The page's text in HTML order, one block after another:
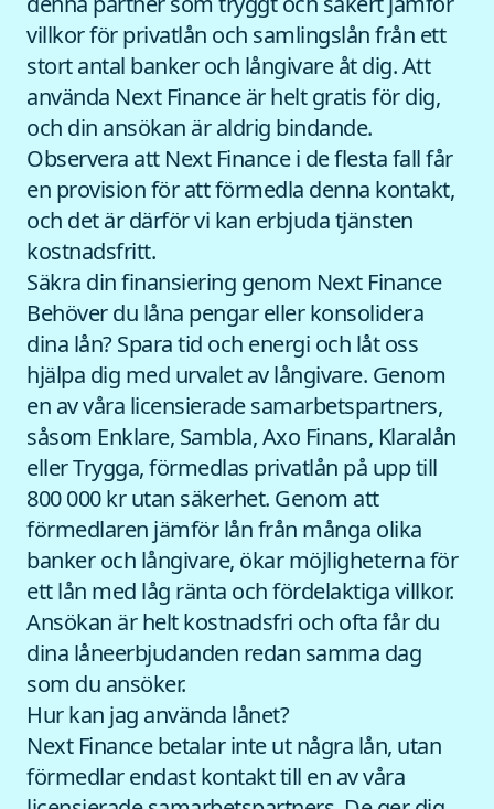
villkor för privatlån och samlingslån från ett
stort antal banker och långivare åt dig. Att
använda Next Finance är helt gratis för dig,
och din ansökan är aldrig bindande.
Observera att Next Finance i de flesta fall får
en provision för att förmedla denna kontakt,
och det är därför vi kan erbjuda tjänsten
kostnadsfritt.
Säkra din finansiering genom Next Finance
Behöver du låna pengar eller konsolidera
dina lån? Spara tid och energi och låt oss
hjälpa dig med urvalet av långivare. Genom
en av våra licensierade samarbetspartners,
såsom Enklare, Sambla, Axo Finans, Klaralån
eller Trygga, förmedlas privatlån på upp till
800 000 kr utan säkerhet. Genom att
förmedlaren jämför lån från många olika
banker och långivare, ökar möjligheterna för
ett lån med låg ränta och fördelaktiga villkor.
Ansökan är helt kostnadsfri och ofta får du
dina låneerbjudanden redan samma dag
som du ansöker.
Hur kan jag använda lånet?
Next Finance betalar inte ut några lån, utan
förmedlar endast kontakt till en av våra